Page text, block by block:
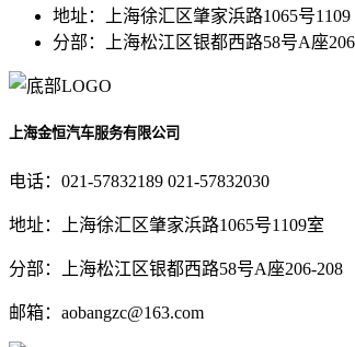
地址：上海徐汇区肇家浜路1065号1109
分部：上海松江区银都西路58号A座206
上海金恒汽车服务有限公司
电话：021-57832189 021-57832030
地址：上海徐汇区肇家浜路1065号1109室
分部：上海松江区银都西路58号A座206-208
邮箱：aobangzc@163.com